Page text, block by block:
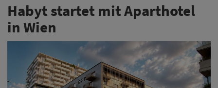
Habyt startet mit Aparthotel
in Wien